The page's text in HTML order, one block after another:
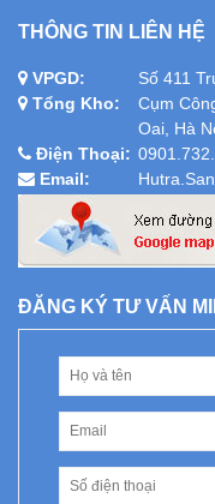
THÔNG TIN LIÊN HỆ
VPGD:
Số 411
Tổng Kho:
Cụm
Oai, Hà
Điện Thoại:
Email:
ĐĂNG KÝ TƯ VẤN